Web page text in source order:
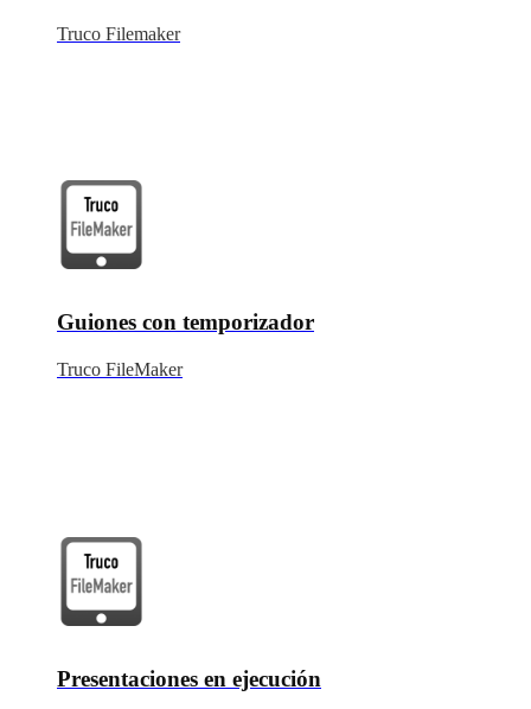
Truco Filemaker
Guiones con temporizador
Truco FileMaker
Presentaciones en ejecución